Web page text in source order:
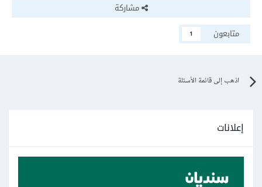
مشاركة
متابعون
1
اذهب إلى قائمة الأسئلة
إعلانات